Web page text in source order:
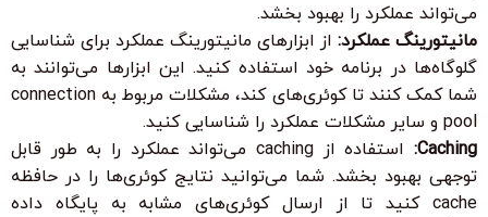
می‌تواند عملکرد را بهبود بخشد.
مانیتورینگ عملکرد: از ابزارهای مانیتورینگ عملکرد برای شناسایی
گلوگاه‌ها در برنامه خود استفاده کنید. این ابزارها می‌توانند به
شما کمک کنند تا کوئری‌های کند، مشکلات مربوط به connection
pool و سایر مشکلات عملکرد را شناسایی کنید.
Caching:
استفاده از caching می‌تواند عملکرد را به طور قابل
توجهی بهبود بخشد. شما می‌توانید نتایج کوئری‌ها را در حافظه
cache کنید تا از ارسال کوئری‌های مشابه به پایگاه داده